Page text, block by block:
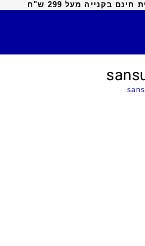
בקנייה מעל 299 ש"ח